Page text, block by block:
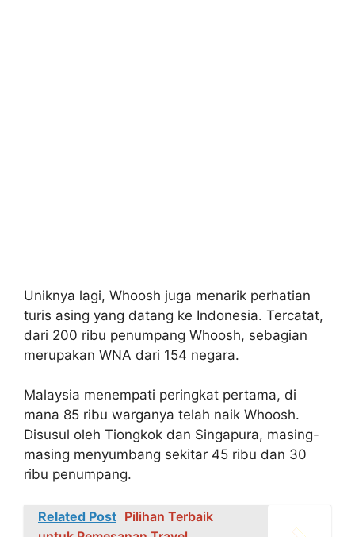
Uniknya lagi, Whoosh juga menarik perhatian
turis asing yang datang ke Indonesia. Tercatat,
dari 200 ribu penumpang Whoosh, sebagian
merupakan WNA dari 154 negara.
Malaysia menempati peringkat pertama, di
mana 85 ribu warganya telah naik Whoosh.
Disusul oleh Tiongkok dan Singapura, masing-
masing menyumbang sekitar 45 ribu dan 30
ribu penumpang.
Related Post Pilihan Terbaik